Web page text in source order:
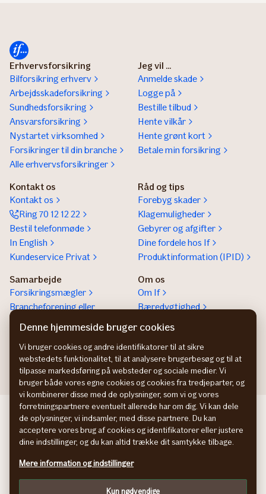
Erhvervsforsikring
Bilforsikring erhverv
Arbejdsskadeforsikring
Sundhedsforsikring
Ansvarsforsikring
Nystartet virksomhed
Forsikringer til din branche
Alle erhvervsforsikringer
Jeg vil ...
Anmelde skade
Logge på
Bestille tilbud
Hente vilkår
Hente grønt kort
Betale min forsikring
Kontakt os
Kontakt os
Ring 70 12 12 22
Bestil telefonmøde
In English
Kundeservice Privat
Råd og tips
Forebyg skader
Klagemuligheder
Gebyrer og afgifter
Dine fordele hos If
Produktinformation (IPID)
Samarbejde
Forsikringsmægler
Brancheforening eller
organisation
If vejhjælp Europa
Bliv partner
Om os
Om If
Bæredygtighed
If företagsförsäkring SE
If yritysvakuutus FI
If bedriftsforsikring NO
Cookies
Tilpas
Denne hjemmeside bruger cookies
Vi bruger cookies og andre identifikatorer til at sikre
webstedets funktionalitet, til at analysere brugerbesøg og til at
tilpasse markedsføring på websteder og sociale medier. Vi
bruger både vores egne cookies og cookies fra tredjeparter, og
vi kombinerer disse med de oplysninger, som vi og vores
forretningspartnere eventuelt allerede har om dig. Vi kan dele
de oplysninger, vi indsamler, med disse partnere. Du kan
acceptere vores brug af cookies og identifikatorer eller justere
dine indstillinger, og du kan altid trække dit samtykke tilbage.
Mere information og indstillinger
Kun nødvendige